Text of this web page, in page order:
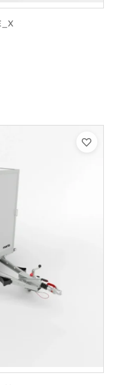
massif